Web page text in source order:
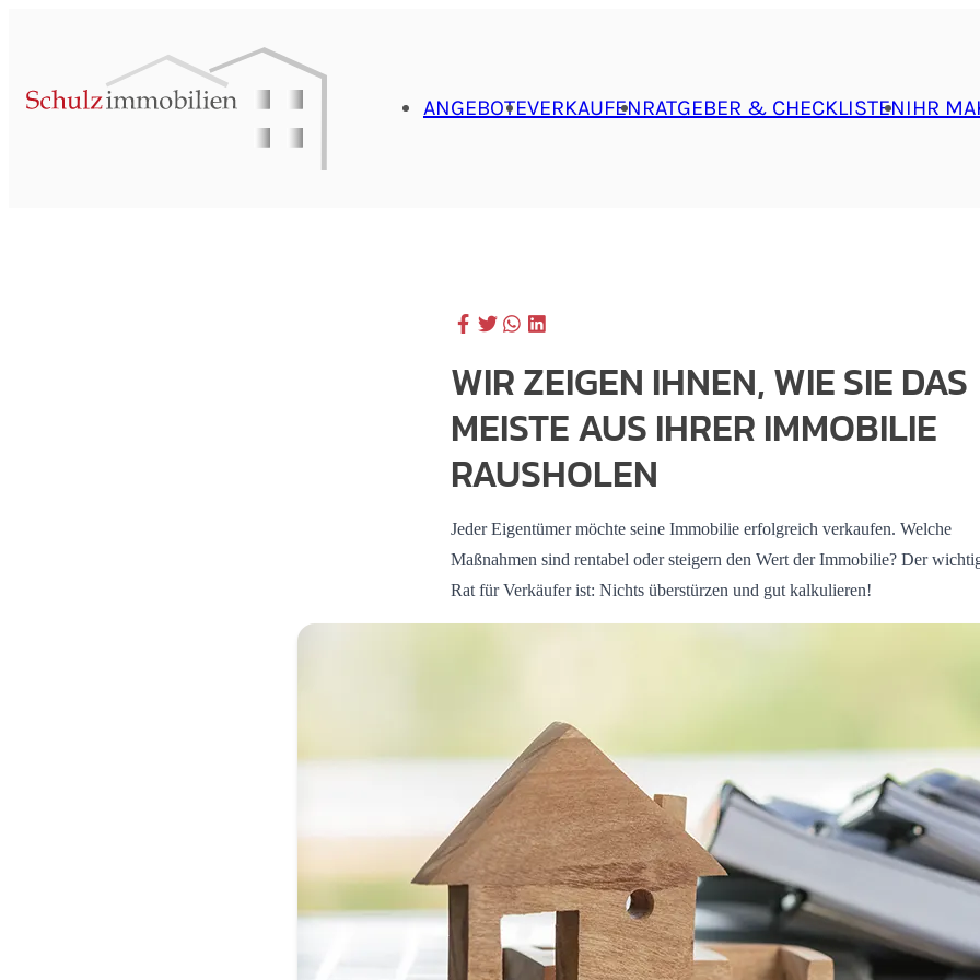
ANGEBOTEVERKAUFENRATGEBER & CHECKLISTENIHR
WIR ZEIGEN IHNEN, WIE SIE DAS
MEISTE AUS IHRER IMMOBILIE
RAUSHOLEN
Jeder Eigentümer möchte seine Immobilie erfolgreich verkaufen. Welche
Maßnahmen sind rentabel oder steigern den Wert der Immobilie? Der
Rat für Verkäufer ist: Nichts überstürzen und gut kalkulieren!